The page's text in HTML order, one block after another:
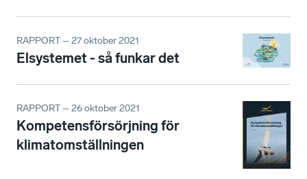
RAPPORT – 27 oktober 2021
Elsystemet - så funkar det
RAPPORT – 26 oktober 2021
Kompetensförsörjning för
klimatomställningen